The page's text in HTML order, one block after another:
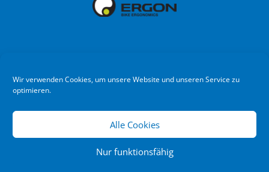
Wir verwenden Cookies, um unsere Website und unseren Service zu
optimieren.
Alle Cookies
Nur funktionsfähig